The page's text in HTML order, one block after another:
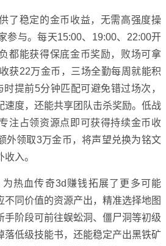
了稳定的金币收益，无需高强度操
参与。每天15:00、19:00、22:00开
都能获得保底金币奖励，败场可拿
获22万金币，三场全勤每周就能积
提前5分钟匹配可避免错过场次，
速度，还能共享团队击杀奖励。低战
注占领资源点即可获得持续金币收
外领取3万金币，将声望兑换为铭文
入。
热血传奇3d赚钱拓展了更多可能
不同价值的资源产出，精准选择地图
手阶段可前往蜈蚣洞、僵尸洞等初级
落低级技能书，还能稳定产出黑铁矿